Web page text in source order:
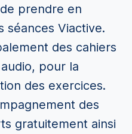
prendre en
séances Viactive.
des cahiers
pour la
des exercices.
des
gratuitement ainsi